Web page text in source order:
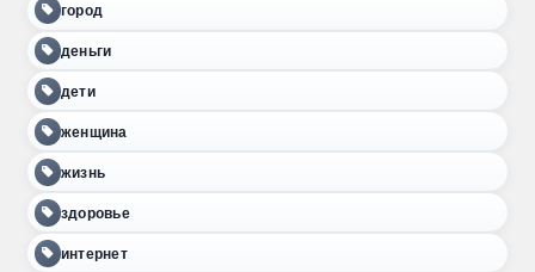
город
деньги
дети
женщина
жизнь
здоровье
интернет